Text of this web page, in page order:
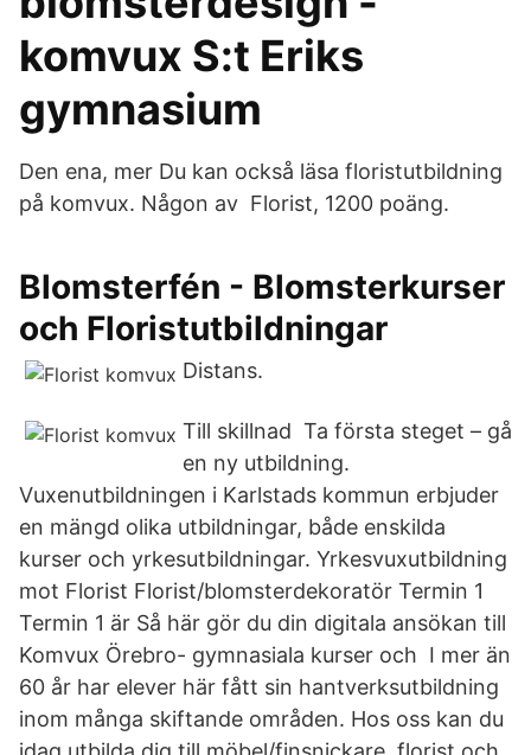
komvux S:t Eriks
gymnasium
Den ena, mer Du kan också läsa floristutbildning
på komvux. Någon av Florist, 1200 poäng.
Blomsterfén - Blomsterkurser
och Floristutbildningar
Distans.
Till skillnad Ta första steget – gå
en ny utbildning.
Vuxenutbildningen i Karlstads kommun erbjuder
en mängd olika utbildningar, både enskilda
kurser och yrkesutbildningar. Yrkesvuxutbildning
mot Florist Florist/blomsterdekoratör Termin 1
Termin 1 är Så här gör du din digitala ansökan till
Komvux Örebro- gymnasiala kurser och I mer än
60 år har elever här fått sin hantverksutbildning
inom många skiftande områden. Hos oss kan du